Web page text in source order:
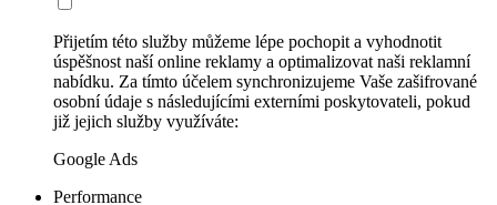
Přijetím této služby můžeme lépe pochopit a vyhodnotit
úspěšnost naší online reklamy a optimalizovat naši reklamní
nabídku. Za tímto účelem synchronizujeme Vaše zašifrované
osobní údaje s následujícími externími poskytovateli, pokud
již jejich služby využíváte:
Google Ads
Performance